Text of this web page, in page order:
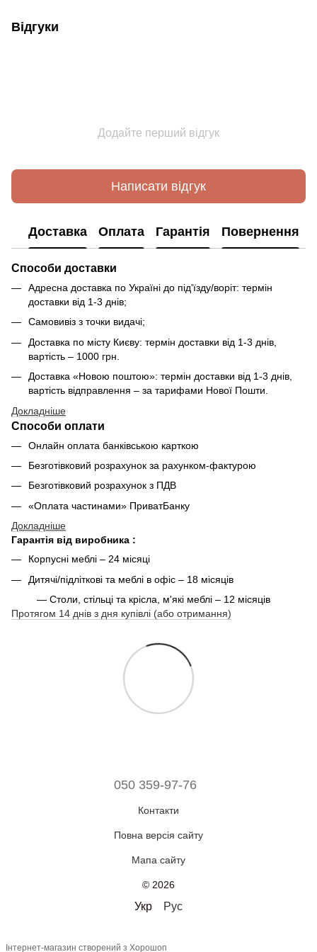
Відгуки
Додайте перший відгук
Написати відгук
Доставка Оплата Гарантія Повернення
Способи доставки
Адресна доставка по Україні до під'їзду/воріт: термін
доставки від 1-3 днів;
Самовивіз з точки видачі;
Доставка по місту Києву: термін доставки від 1-3 днів,
вартість – 1000 грн.
Доставка «Новою поштою»: термін доставки від 1-3 днів,
вартість відправлення – за тарифами Нової Пошти.
Докладніше
Способи оплати
Онлайн оплата банківською карткою
Безготівковий розрахунок за рахунком-фактурою
Безготівковий розрахунок з ПДВ
«Оплата частинами» ПриватБанку
Докладніше
Гарантія від виробника :
Корпусні меблі – 24 місяці
Дитячі/підліткові та меблі в офіс – 18 місяців
— Столи, стільці та крісла, м'які меблі – 12 місяців
Протягом 14 днів з дня купівлі (або отримання)
050 359-97-76
Контакти
Повна версія сайту
Мапа сайту
© 2026
Укр Рус
Інтернет-магазин створений з Хорошоп